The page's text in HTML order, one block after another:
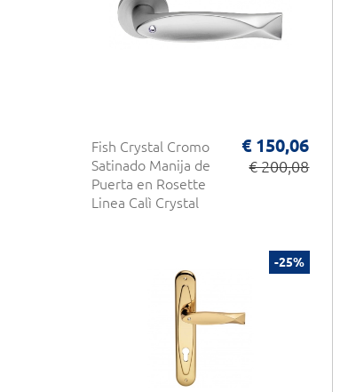
Fish Crystal Cromo
Satinado Manija de
Puerta en Rosette
Linea Calì Crystal
€ 150,06
€ 200,08
-25%